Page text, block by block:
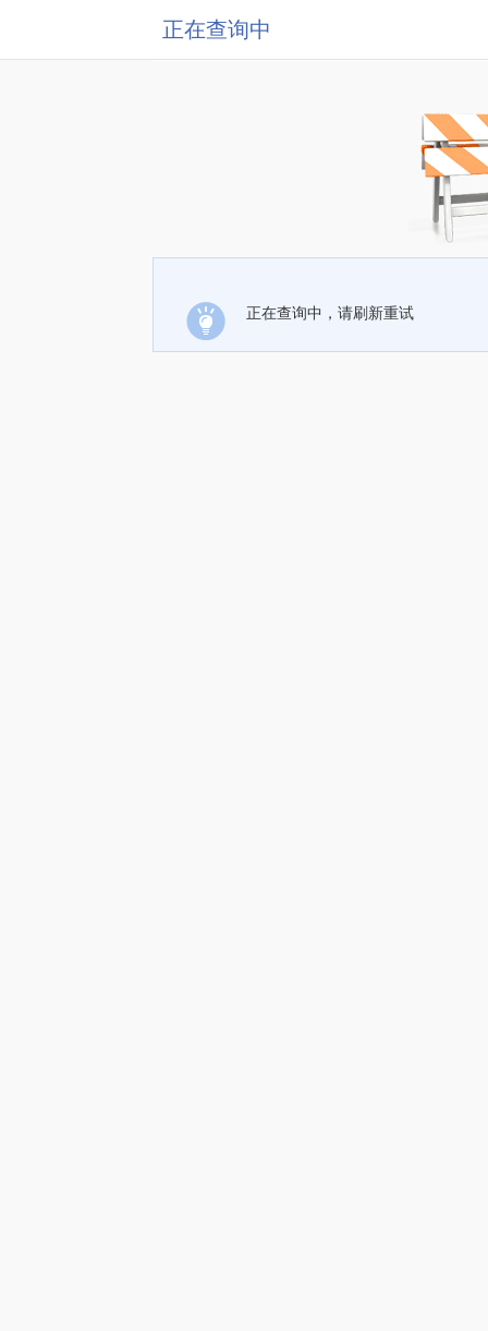
正在查询中
正在查询中，请刷新重试